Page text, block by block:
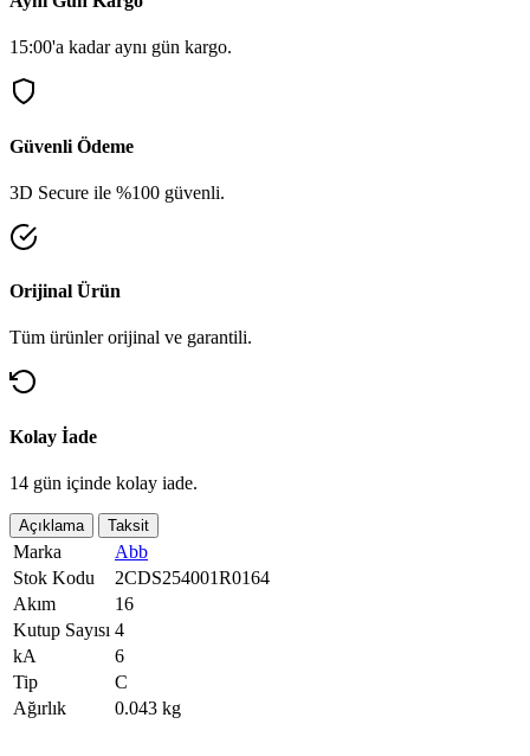
15:00'a kadar aynı gün kargo.
Güvenli Ödeme
3D Secure ile %100 güvenli.
Orijinal Ürün
Tüm ürünler orijinal ve garantili.
Kolay İade
14 gün içinde kolay iade.
Açıklama Taksit
Marka
Abb
Stok Kodu
2CDS254001R0164
Akım
16
Kutup Sayısı 4
kA
6
Tip
C
Ağırlık
0.043 kg